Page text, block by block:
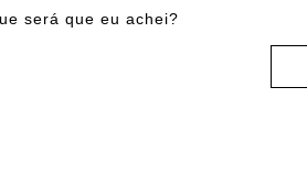
será que eu achei?